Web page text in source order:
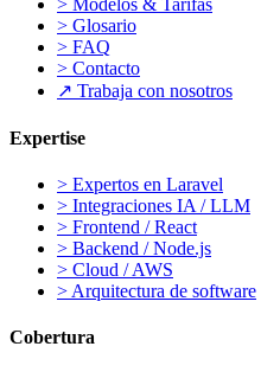
> Modelos & Tarifas
> Glosario
> FAQ
> Contacto
↗ Trabaja con nosotros
Expertise
> Expertos en Laravel
> Integraciones IA / LLM
> Frontend / React
> Backend / Node.js
> Cloud / AWS
> Arquitectura de software
Cobertura